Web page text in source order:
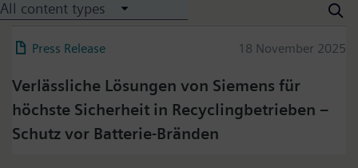
All content types
Press Release 18 November 2025
Verlässliche Lösungen von Siemens für
höchste Sicherheit in Recyclingbetrieben –
Schutz vor Batterie-Bränden